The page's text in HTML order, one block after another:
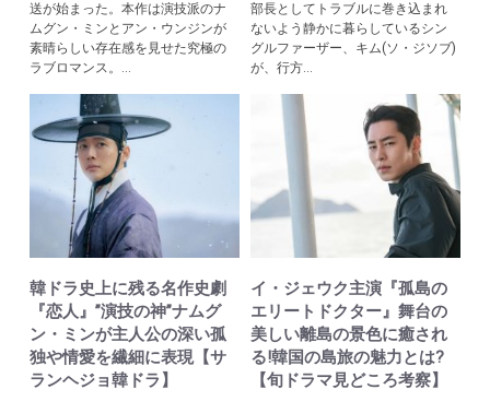
送が始まった。本作は演技派のナ
ムグン・ミンとアン・ウンジンが
素晴らしい存在感を見せた究極の
ラブロマンス。...
部長としてトラブルに巻き込まれ
ないよう静かに暮らしているシン
グルファーザー、キム(ソ・ジソブ)
が、行方...
韓ドラ史上に残る名作史劇
『恋人』”演技の神”ナムグ
ン・ミンが主人公の深い孤
独や情愛を繊細に表現【サ
ランヘジョ韓ドラ】
イ・ジェウク主演『孤島の
エリートドクター』舞台の
美しい離島の景色に癒され
る!韓国の島旅の魅力とは?
【旬ドラマ見どころ考察】